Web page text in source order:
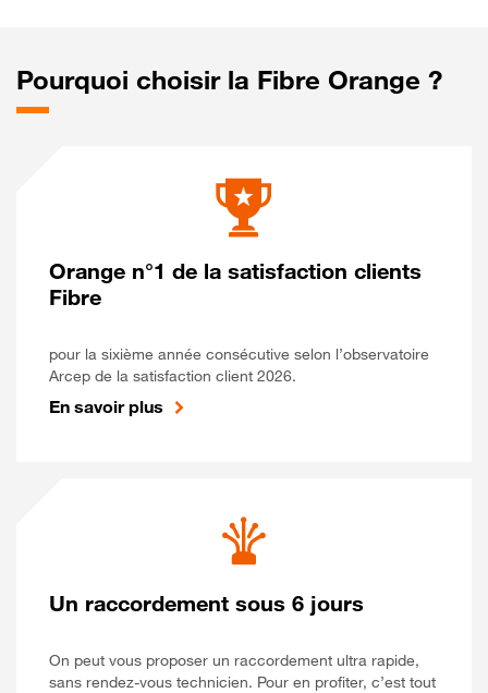
Pourquoi choisir la Fibre Orange ?
Orange n°1 de la satisfaction clients
Fibre
pour la sixième année consécutive selon l’observatoire
Arcep de la satisfaction client 2026.
En savoir plus
Un raccordement sous 6 jours
On peut vous proposer un raccordement ultra rapide,
sans rendez-vous technicien. Pour en profiter, c’est tout